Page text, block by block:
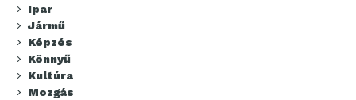
Ipar
Jármű
Képzés
Könnyű
Kultúra
Mozgás